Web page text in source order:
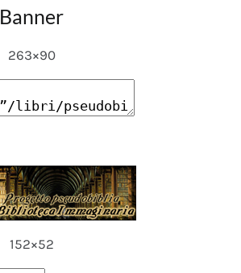
Banner
263×90
152×52